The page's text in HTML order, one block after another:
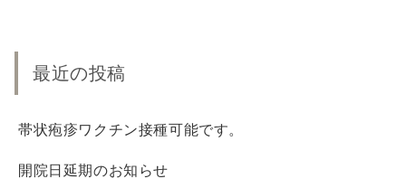
最近の投稿
帯状疱疹ワクチン接種可能です。
開院日延期のお知らせ